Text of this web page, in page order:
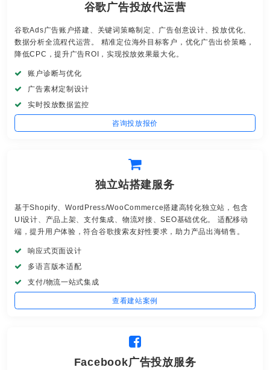
谷歌广告投放代运营
谷歌Ads广告账户搭建、关键词策略制定、广告创意设计、投放优化、
数据分析全流程代运营。 精准定位海外目标客户，优化广告出价策略，
降低CPC，提升广告ROI，实现投放效果最大化。
账户诊断与优化
广告素材定制设计
实时投放数据监控
咨询投放报价
独立站搭建服务
基于Shopify、WordPress/WooCommerce搭建高转化独立站，包含
UI设计、产品上架、支付集成、物流对接、SEO基础优化。 适配移动
端，提升用户体验，符合谷歌搜索友好性要求，助力产品出海销售。
响应式页面设计
多语言版本适配
支付/物流一站式集成
查看建站案例
Facebook广告投放服务